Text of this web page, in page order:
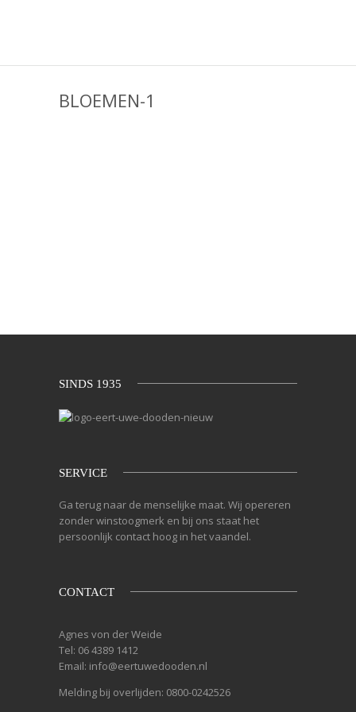
BLOEMEN-1
SINDS 1935
SERVICE
Ga terug naar de menselijke maat. Wij opereren
zonder winstoogmerk en bij ons staat het
persoonlijk contact hoog in het vaandel.
CONTACT
Agnes von der Weide
Tel: 06 4389 1412
Email: info@eertuwedooden.nl
Melding bij overlijden: 0800-0242526